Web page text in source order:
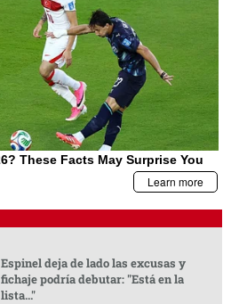
Espinel deja de lado las excusas y
fichaje podría debutar: "Está en la
lista..."